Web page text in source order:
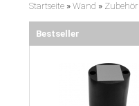
Startseite » Wand »
Bestseller